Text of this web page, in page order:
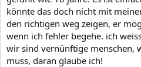
könnte das doch nicht mit
den richtigen weg zeigen, er
wenn ich fehler begehe. ich
wir sind vernünftige menschen,
muss, daran glaube ich!